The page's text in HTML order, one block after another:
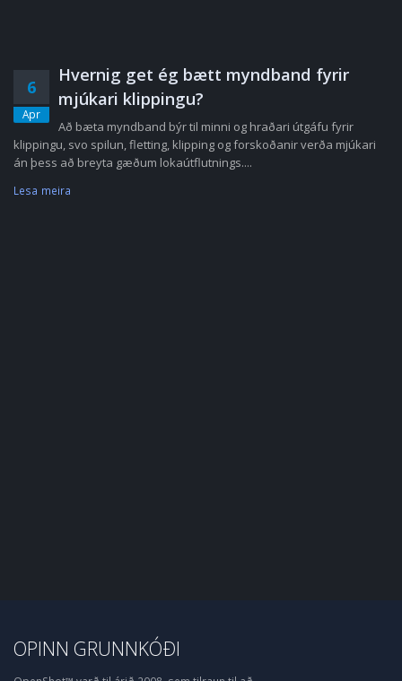
6
Apr
Hvernig get ég bætt myndband fyrir
mjúkari klippingu?
Að bæta myndband býr til minni og hraðari útgáfu fyrir
klippingu, svo spilun, fletting, klipping og forskoðanir verða mjúkari
án þess að breyta gæðum lokaútflutnings....
Lesa meira
OPINN GRUNNKÓÐI